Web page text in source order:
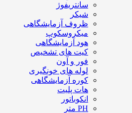
سانتریفوژ
شیکر
ظروف آزمایشگاهی
میکروسکوپ
هود آزمایشگاهی
کیت های تشخیص
فور و آون
لوله های خونگیری
کوره آزمایشگاهی
هات پلیت
انکوباتور
PH متر